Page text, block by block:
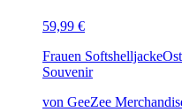
59,99 €
Frauen Softshelljacke
Souvenir
von GeeZee